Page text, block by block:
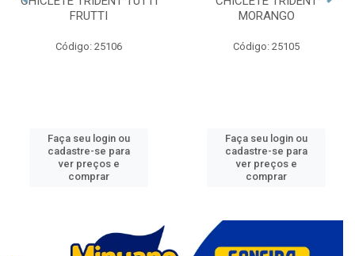
FRUTTI
Código: 25106
Faça seu login ou
cadastre-se para
ver preços e
comprar
MORANGO
Código: 25105
Faça seu login ou
cadastre-se para
ver preços e
comprar